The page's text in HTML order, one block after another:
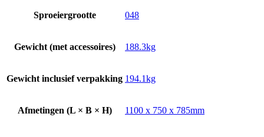
Sproeiergrootte 048
Gewicht (met accessoires) 188.3kg
Gewicht inclusief verpakking 194.1kg
Afmetingen (L × B × H) 1100 x 750 x 785mm